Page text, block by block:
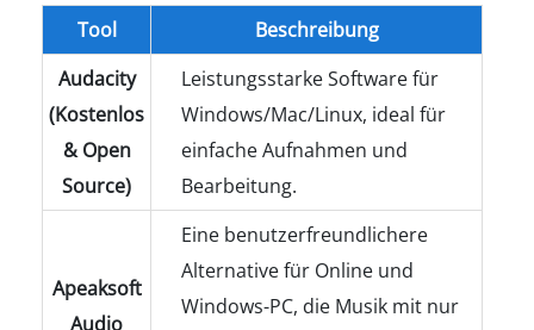
Tool
Beschreibung
Audacity
(Kostenlos
& Open
Source)
Leistungsstarke Software für
Windows/Mac/Linux, ideal für
einfache Aufnahmen und
Bearbeitung.
Apeaksoft
Audio
Eine benutzerfreundlichere
Alternative für Online und
Windows-PC, die Musik mit nur